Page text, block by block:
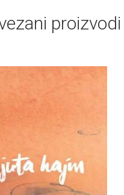
proizvodi